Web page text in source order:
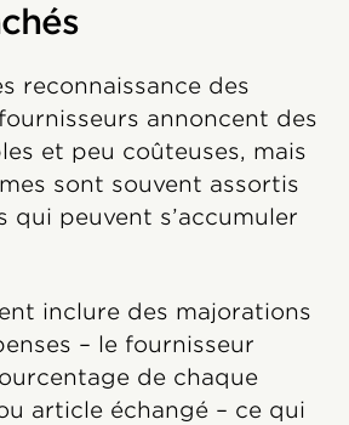
reconnaissance des
annoncent des
et peu coûteuses, mais
sont souvent assortis
qui peuvent s’accumuler
inclure des majorations
– le fournisseur
de chaque
article échangé – ce qui